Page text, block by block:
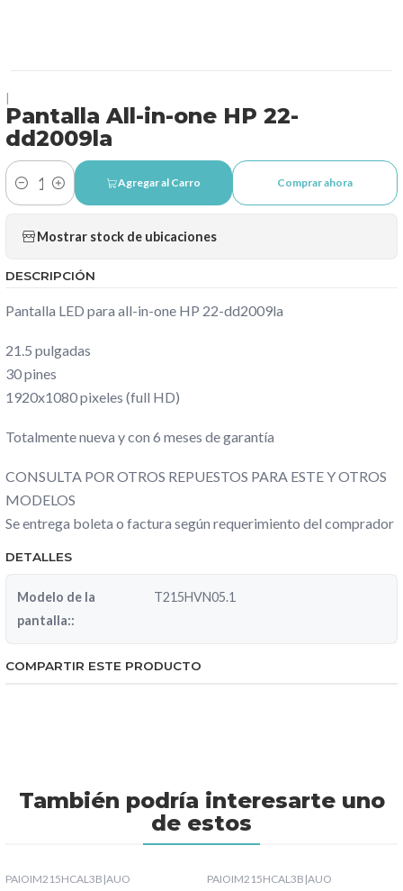
Pantalla All-in-one HP 22-
dd2009la
Cantidad
Agregar al Carro Comprar ahora
Mostrar stock de ubicaciones
DESCRIPCIÓN
Pantalla LED para all-in-one HP 22-dd2009la
21.5 pulgadas
30 pines
1920x1080 pixeles (full HD)
Totalmente nueva y con 6 meses de garantía
CONSULTA POR OTROS REPUESTOS PARA ESTE Y OTROS
MODELOS
Se entrega boleta o factura según requerimiento del comprador
DETALLES
Modelo de la
pantalla::
T215HVN05.1
COMPARTIR ESTE PRODUCTO
También podría interesarte uno
de estos
PAIOIM215HCAL3B |AUO PAIOIM215HCAL3B |AUO